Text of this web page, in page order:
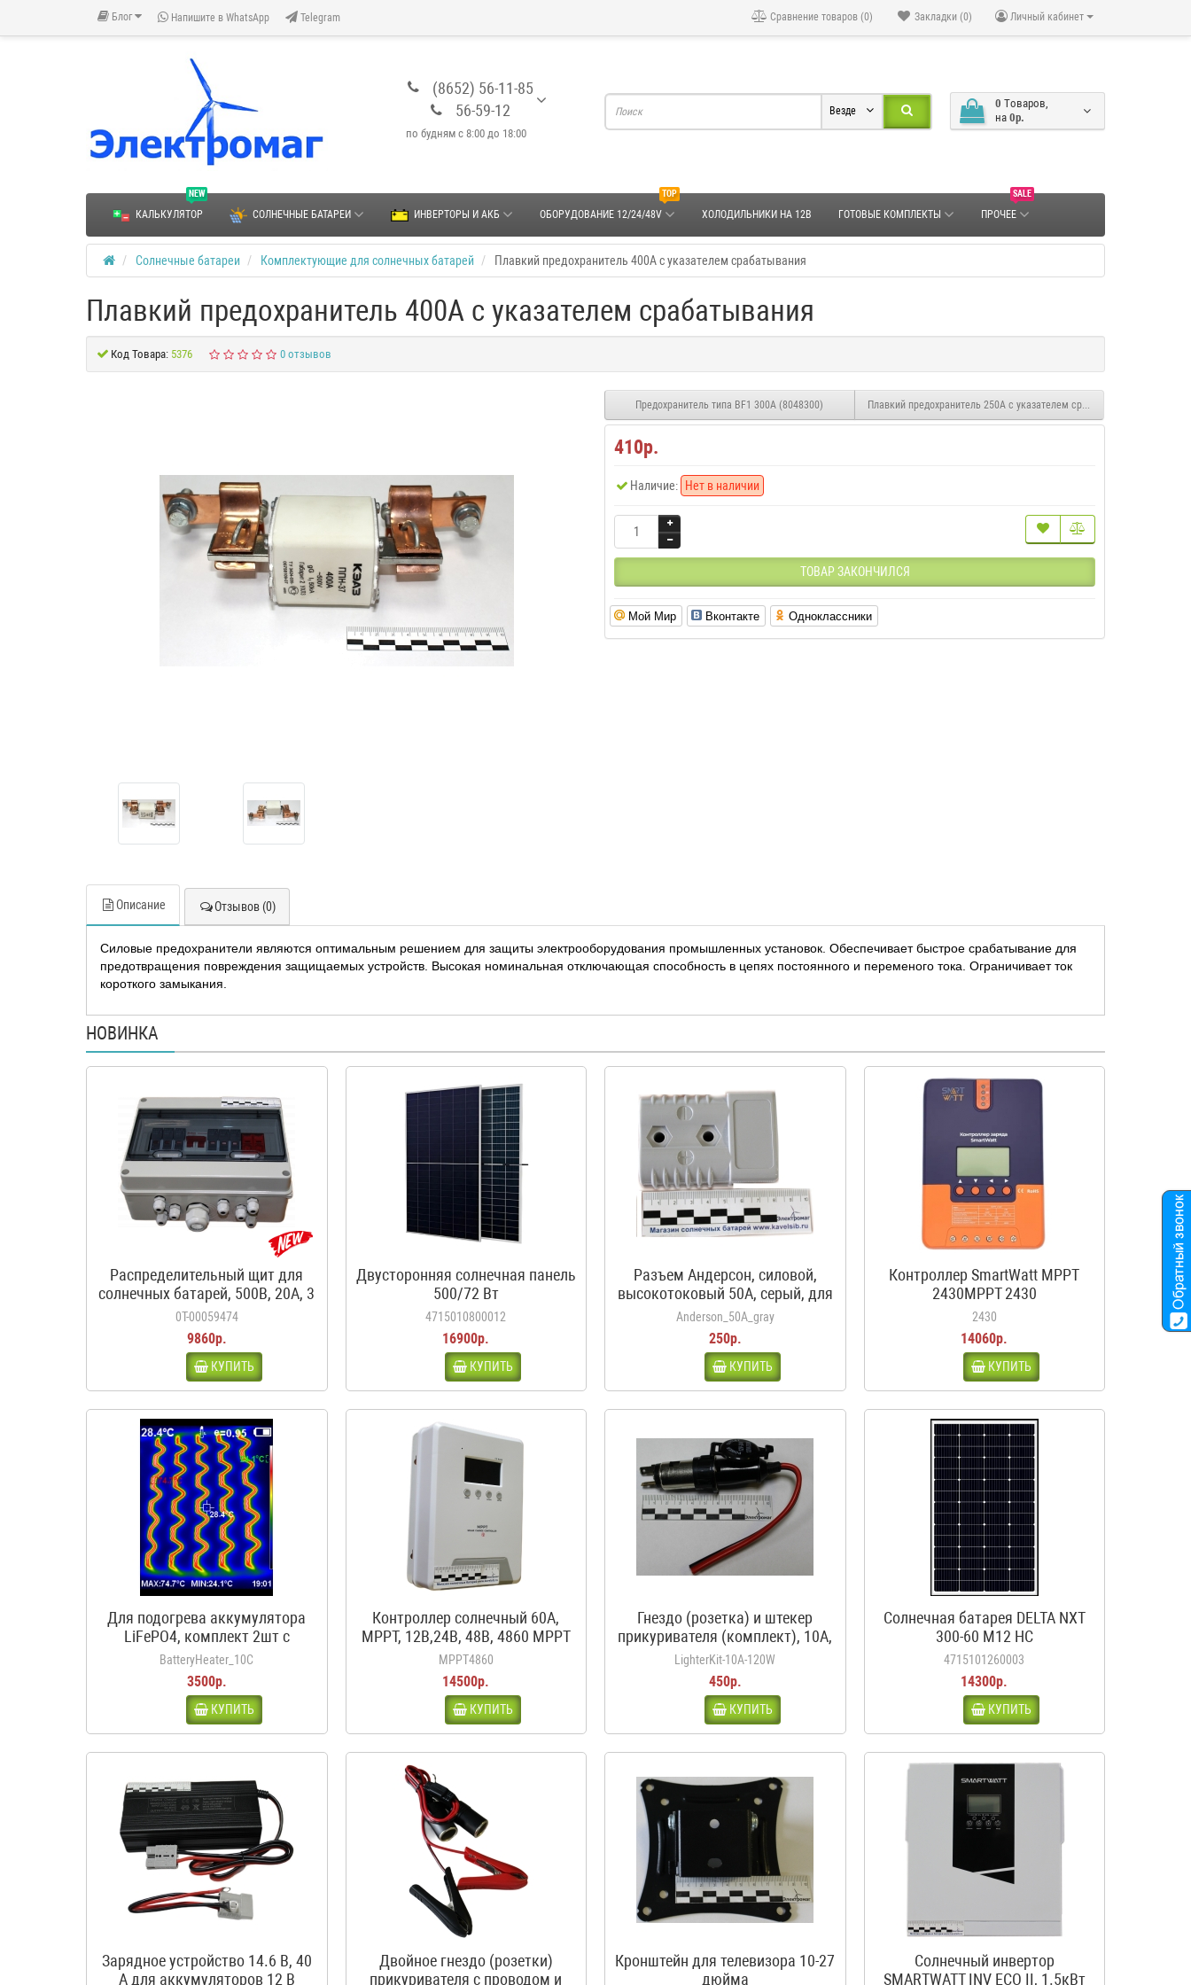
Блог Напишите в WhatsApp Telegram Личный кабинет
Закладки (0)
Сравнение товаров (0)
(8652) 56-11-85
56-59-12
по будням с 8:00 до 18:00
0 Tоваров,
на 0р.
Везде
NEW
КАЛЬКУЛЯТОР СОЛНЕЧНЫЕ БАТАРЕИ ИНВЕРТОРЫ И АКБ
TOP
ОБОРУДОВАНИЕ 12/24/48V ХОЛОДИЛЬНИКИ НА 12В ГОТОВЫЕ КОМПЛЕКТЫ
SALE
ПРОЧЕЕ
Солнечные батареи Комплектующие для солнечных батарей Плавкий предохранитель 400А с указателем срабатывания
Плавкий предохранитель 400А с указателем срабатывания
Код Товара: 5376 0 отзывов
Предохранитель типа BF1 300A (8048300) Плавкий предохранитель 250А с указателем срабатывания
410р.
Наличие: Нет в наличии
ТОВАР ЗАКОНЧИЛСЯ
Мой Мир Вконтакте Одноклассники
Описание Отзывов (0)
Силовые предохранители являются оптимальным решением для защиты электрооборудования промышленных установок. Обеспечивает быстрое срабатывание для
предотвращения повреждения защищаемых устройств. Высокая номинальная отключающая способность в цепях постоянного и переменого тока. Ограничивает ток
короткого замыкания.
НОВИНКА
Распределительный щит для
солнечных батарей, 500В, 20А, 3
входа, 1 выход, с
предохранителями
0Т-00059474
9860р.
КУПИТЬ
Двусторонняя солнечная панель
500/72 Вт
4715010800012
16900р.
КУПИТЬ
Разъем Андерсон, силовой,
высокотоковый 50A, серый, для
аккумуляторов автодома,
каравана, кемпера
Anderson_50A_gray
250р.
КУПИТЬ
Контроллер SmartWatt MPPT
2430MPPT 2430
2430
14060р.
КУПИТЬ
Для подогрева аккумулятора
LiFePO4, комплект 2шт с
термостатом, 12В, 50Вт, 3.5А,
10С
BatteryHeater_10C
3500р.
КУПИТЬ
Контроллер солнечный 60А,
MPPT, 12В,24В, 48В, 4860 MPPT
белый
MPPT4860
14500р.
КУПИТЬ
Гнездо (розетка) и штекер
прикуривателя (комплект), 10А,
120Вт, 12-24В
LighterKit-10A-120W
450р.
КУПИТЬ
Солнечная батарея DELTA NXT
300-60 M12 HC
4715101260003
14300р.
КУПИТЬ
Зарядное устройство 14.6 В, 40
А для аккумуляторов 12 В
Двойное гнездо (розетки)
прикуривателя с проводом и
Кронштейн для телевизора 10-27
дюйма
Солнечный инвертор
SMARTWATT INV ECO II, 1.5кВт